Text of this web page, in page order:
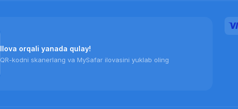
Ilova orqali yanada qulay!
QR-kodni skanerlang va MySafar ilovasini yuklab oling